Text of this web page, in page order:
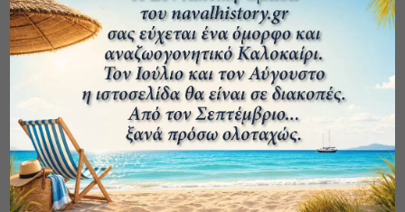
ΑΡΧΕΙΟ ΔΗΜΟΣΙΕΥΣΕΩΝ